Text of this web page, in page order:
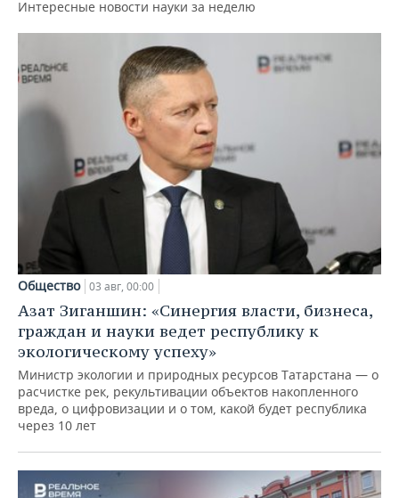
Интересные новости науки за неделю
Общество 03 авг, 00:00
Азат Зиганшин: «Синергия власти, бизнеса,
граждан и науки ведет республику к
экологическому успеху»
Министр экологии и природных ресурсов Татарстана — о
расчистке рек, рекультивации объектов накопленного
вреда, о цифровизации и о том, какой будет республика
через 10 лет